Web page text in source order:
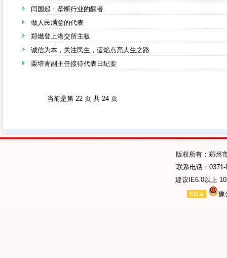
闫国起：垄断行业的醒者
做人民满意的代表
郑燃登上港交所主板
诚信为本，关注民生，蓝焰点亮人生之路
栗培青副主任接待代表日纪要
当前是第 22 页 共 24 页
版权所有：郑州
联系电话：
建议IE6.0以上
51La 豫